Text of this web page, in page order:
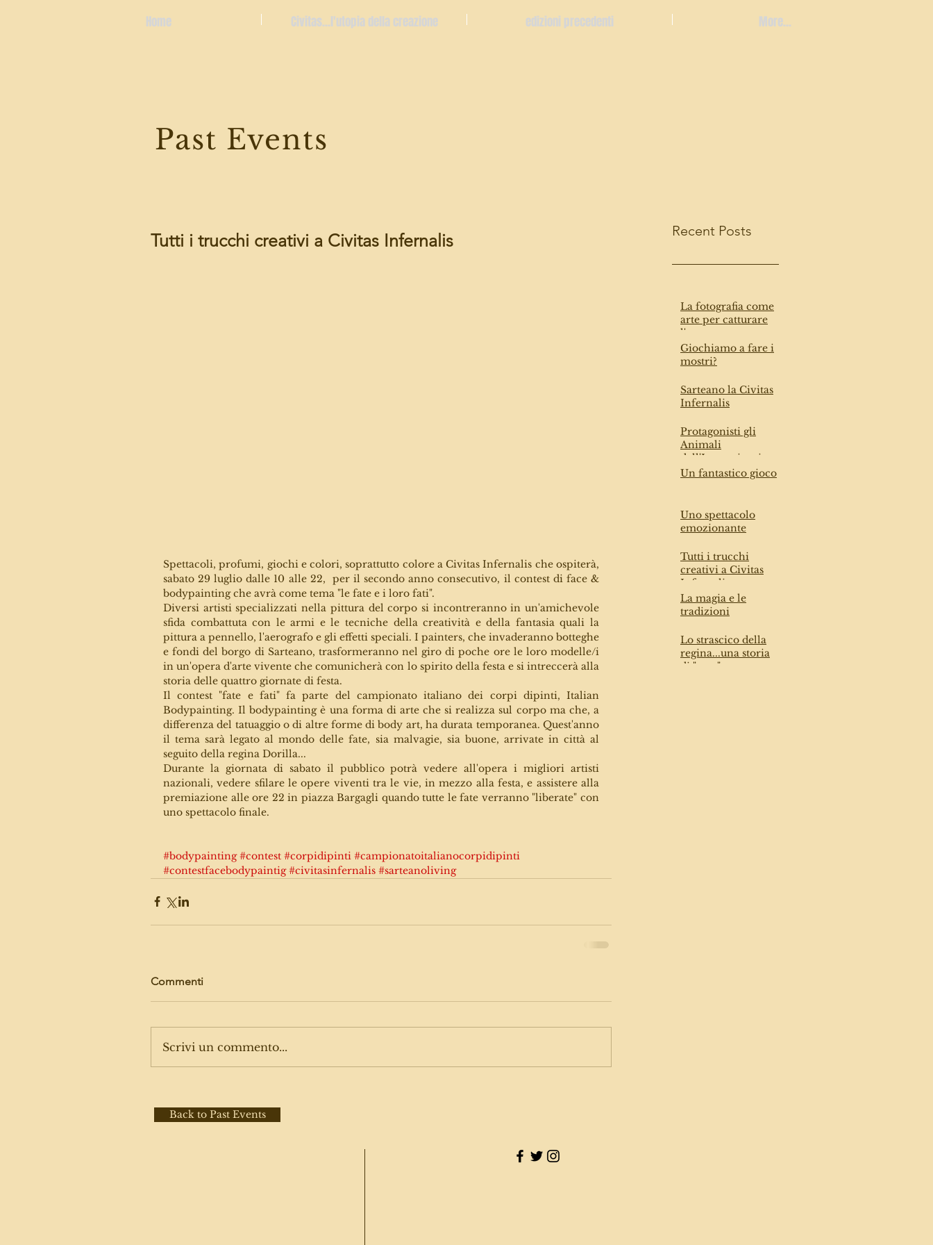
Home Civitas...l'utopia della creazione edizioni precedenti More...
Past Events
Tutti i trucchi creativi a Civitas Infernalis
Spettacoli, profumi, giochi e colori, soprattutto colore a Civitas Infernalis che ospiterà,
sabato 29 luglio dalle 10 alle 22,  per il secondo anno consecutivo, il contest di face &
bodypainting che avrà come tema "le fate e i loro fati".
Diversi artisti specializzati nella pittura del corpo si incontreranno in un'amichevole
sfida combattuta con le armi e le tecniche della creatività e della fantasia quali la
pittura a pennello, l'aerografo e gli effetti speciali. I painters, che invaderanno botteghe
e fondi del borgo di Sarteano, trasformeranno nel giro di poche ore le loro modelle/i
in un'opera d'arte vivente che comunicherà con lo spirito della festa e si intreccerà alla
storia delle quattro giornate di festa.
Il contest "fate e fati" fa parte del campionato italiano dei corpi dipinti, Italian
Bodypainting. Il bodypainting è una forma di arte che si realizza sul corpo ma che, a
differenza del tatuaggio o di altre forme di body art, ha durata temporanea. Quest'anno
il tema sarà legato al mondo delle fate, sia malvagie, sia buone, arrivate in città al
seguito della regina Dorilla...
Durante la giornata di sabato il pubblico potrà vedere all'opera i migliori artisti
nazionali, vedere sfilare le opere viventi tra le vie, in mezzo alla festa, e assistere alla
premiazione alle ore 22 in piazza Bargagli quando tutte le fate verranno "liberate" con
uno spettacolo finale.
#bodypainting #contest #corpidipinti #campionatoitalianocorpidipinti
#contestfacebodypaintig #civitasinfernalis #sarteanoliving
Commenti
Scrivi un commento...
Recent Posts
La fotografia come
arte per catturare
l'arte
Giochiamo a fare i
mostri?
Sarteano la Civitas
Infernalis
Protagonisti gli
Animali
dell'Immaginario
Un fantastico gioco
Uno spettacolo
emozionante
Tutti i trucchi
creativi a Civitas
Infernalis
La magia e le
tradizioni
Lo strascico della
regina...una storia
di "casa" nostra
Back to Past Events